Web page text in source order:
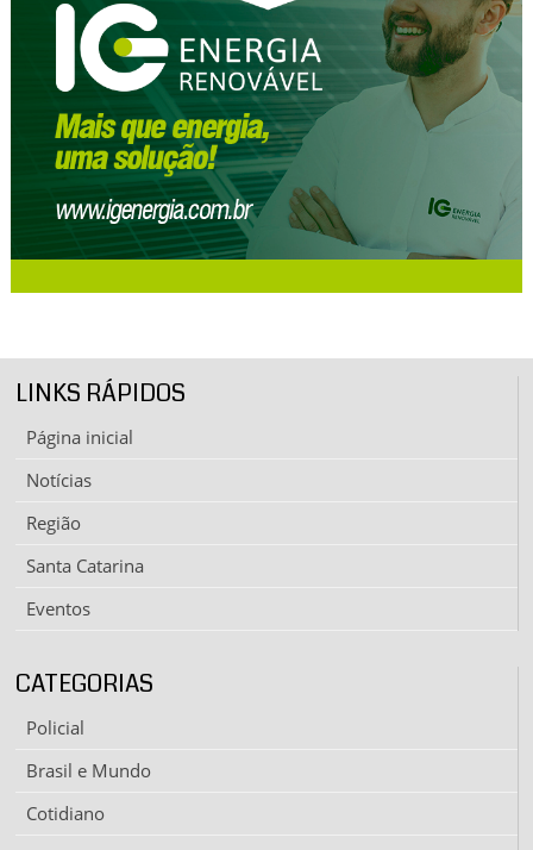
LINKS RÁPIDOS
Página inicial
Notícias
Região
Santa Catarina
Eventos
CATEGORIAS
Policial
Brasil e Mundo
Cotidiano